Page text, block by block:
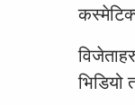
भिडियो